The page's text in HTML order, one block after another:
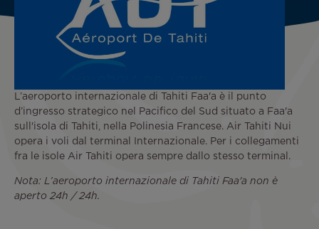
L’aeroporto internazionale di Tahiti Faa'a è il punto
d’ingresso strategico nel Pacifico del Sud situato a Faa'a
sull'isola di Tahiti, nella Polinesia Francese. Air Tahiti Nui
opera i voli dal terminal Internazionale. Per i collegamenti
fra le isole Air Tahiti opera sempre dallo stesso terminal.
Nota: L’aeroporto internazionale di Tahiti Faa'a non è
aperto 24h / 24h.​